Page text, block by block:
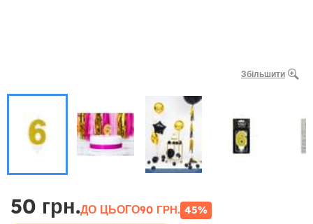
Збільшити
50 грн.ДО ЦЬОГО90 ГРН. 45%